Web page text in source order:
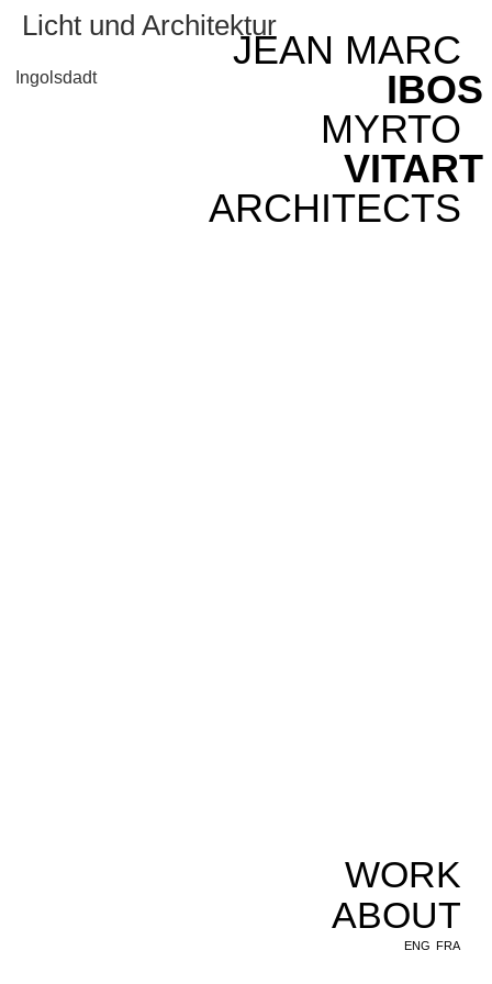
JEAN MARC
IBOS
MYRTO
VITART
ARCHITECTS
WORK
ABOUT
ENG FRA
Licht und Architektur
Ingolsdadt